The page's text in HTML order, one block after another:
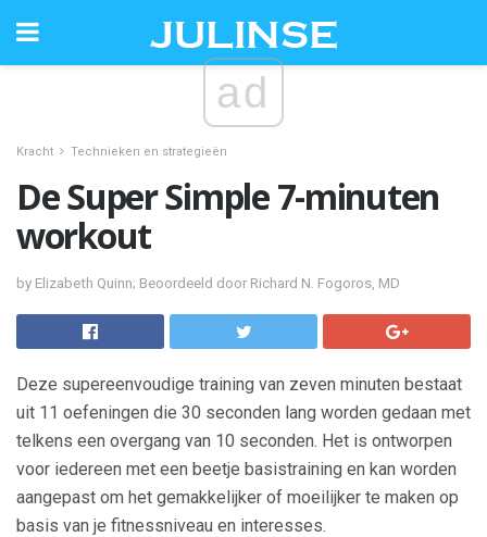
ad
Kracht Technieken en strategieën
De Super Simple 7-minuten
workout
by Elizabeth Quinn; Beoordeeld door Richard N. Fogoros, MD
Deze supereenvoudige training van zeven minuten bestaat
uit 11 oefeningen die 30 seconden lang worden gedaan met
telkens een overgang van 10 seconden. Het is ontworpen
voor iedereen met een beetje basistraining en kan worden
aangepast om het gemakkelijker of moeilijker te maken op
basis van je fitnessniveau en interesses.